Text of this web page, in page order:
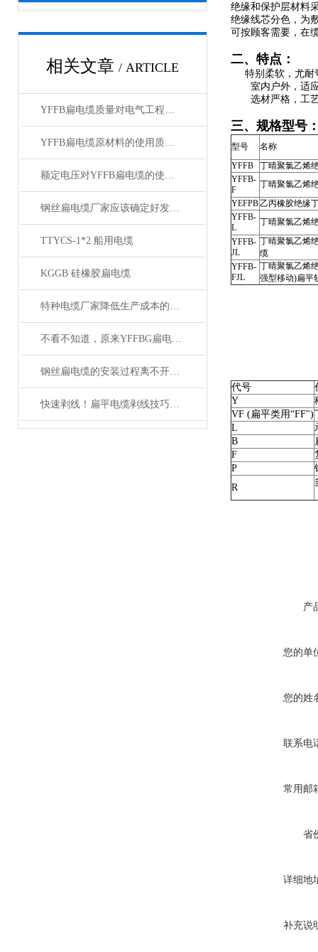
相关文章 / ARTICLE
YFFB扁电缆质量对电气工程项目安全性的影响
YFFB扁电缆原材料的使用质量问题
额定电压对YFFB扁电缆的使用有何影响？
钢丝扁电缆厂家应该确定好发展方向
TTYCS-1*2 船用电缆
KGGB 硅橡胶扁电缆
特种电缆厂家降低生产成本的合理手段
不看不知道，原来YFFBG扁电缆还有这些故障
钢丝扁电缆的安装过程离不开这两点注意事项
快速剥线！扁平电缆剥线技巧分享
绝缘和保护层材料
绝缘线芯分色，为
可按顾客需要，在
二、特点：
特别柔软，尤耐
室内户外，适应
选材严格，工艺
三、规格型号
型号
名称
YFFB
丁晴聚氯乙烯
YFFB-
F
丁晴聚氯乙烯
YEFPB乙丙橡胶绝缘
YFFB-
L
丁晴聚氯乙烯
YFFB-
JL
丁晴聚氯乙烯
缆
YFFB-
FJL
丁晴聚氯乙烯
强型移动)扁平
代号
Y
VF (扁平类用“FF")
L
B
F
P
R
产
您的单
您的姓
联系电
常用邮
省
详细地
补充说